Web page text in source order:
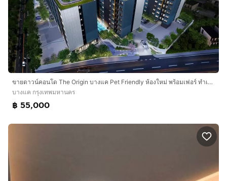
ขายดาวน์คอนโด The Origin บางแค Pet Friendly ห้องใหม่ พร้อมเฟอร์ ทำเลดี ใกล้ MRT บางแค
บางแค กรุงเทพมหานคร
฿ 55,000